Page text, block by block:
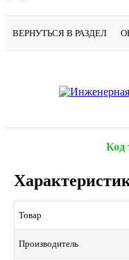
ВЕРНУТЬСЯ В РАЗДЕЛ
Код
Товар
Производитель